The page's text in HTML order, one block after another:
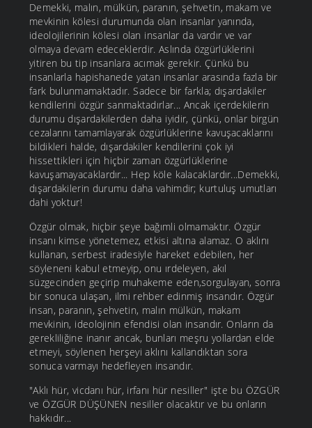
Demekki, malın, mülkün, paranın, şehvetin, makam ve
mevkinin kölesi durumunda olan insanlar yanında,
ideolojilerinin kölesi olan insanlar da vardır ve var
olmaya devam edeceklerdir. Aslında özgürlüklerini
yitiren bu tip insanlara acımak gerekir. Çünkü bu
insanlarla hapishanede yatan insanlar arasında fazla bir
fark bulunmamaktadır. Sadece bir farkla; dışardakiler
kendilerini özgür sanmaktadırlar... Ancak içerdekilerin
durumu dışardakilerden daha iyidir, çünkü, onlar birgün
cezalarını tamamlayarak özgürlüklerine kavuşacaklarını
bildikleri halde, dışardakiler kendilerini çok iyi
hissettikleri için hiçbir zaman özgürlüklerine
kavuşamayacaklardır... Hep köle kalacaklardır...Demekki,
dışardakilerin durumu daha vahimdir; kurtuluş umutları
dahi yoktur!
Özgür olmak, hiçbir şeye bağımli olmamaktır. Özgür
insanı kimse yönetemez, etkisi altına alamaz. O aklını
kullanan, serbest iradesiyle hareket edebilen, her
söyleneni kabul etmeyip, onu ırdeleyen, akıl
süzgecinden geçirip muhakeme eden,sorgulayan, sonra
bir sonuca ulaşan, ilmi rehber edinmiş insandır. Özgür
insan, paranın, şehvetin, malın mülkün, makam
mevkinin, ideolojinin efendisi olan insandır. Onların da
gerekliliğine inanır ancak, bunları meşru yollardan elde
etmeyi, söylenen herşeyi aklını kallandıktan sora
sonuca varmayı hedefleyen insandır.
"Aklı hür, vicdanı hür, irfanı hür nesiller" işte bu ÖZGÜR
ve ÖZGÜR DÜŞÜNEN nesiller olacaktır ve bu onların
hakkıdır...